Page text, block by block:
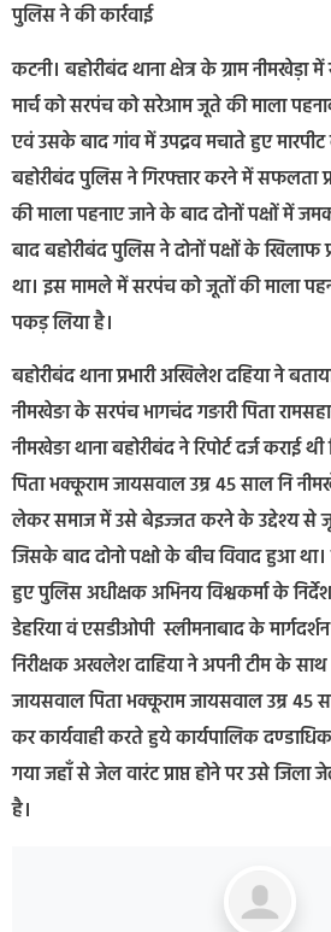
पुलिस ने की कार्रवाई
कटनी। बहोरीबंद थाना क्षेत्र के ग्राम
मार्च को सरपंच को सरेआम जूते की माला
एवं उसके बाद गांव में उपद्रव मचाते हुए
बहोरीबंद पुलिस ने गिरफ्तार करने में सफलता
की माला पहनाए जाने के बाद दोनों पक्षों में
बाद बहोरीबंद पुलिस ने दोनों पक्षों के खिलाफ
था। इस मामले में सरपंच को जूतों की माला
पकड़ लिया है।
बहोरीबंद थाना प्रभारी अखिलेश दहिया ने
नीमखेङा के सरपंच भागचंद गङारी पिता
नीमखेङा थाना बहोरीबंद ने रिपोर्ट दर्ज कराई
पिता भक्कूराम जायसवाल उम्र 45 साल नि
लेकर समाज में उसे बेइज्जत करने के उद्देश्य से
जिसके बाद दोनो पक्षो के बीच विवाद हुआ
हुए पुलिस अधीक्षक अभिनय विश्वकर्मा के
डेहरिया वं एसडीओपी स्लीमनाबाद के मार्गदर्शन
निरीक्षक अखलेश दाहिया ने अपनी टीम के साथ
जायसवाल पिता भक्कूराम जायसवाल उम्र 45
कर कार्यवाही करते हुये कार्यपालिक
गया जहाँ से जेल वारंट प्राप्त होने पर उसे
है।